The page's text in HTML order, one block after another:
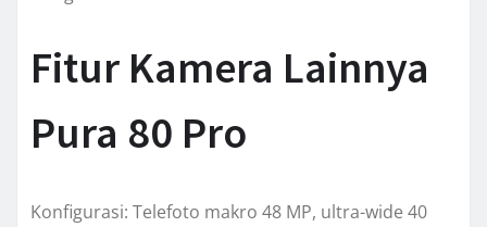
Fitur Kamera Lainnya
Pura 80 Pro
Konfigurasi: Telefoto makro 48 MP, ultra-wide 40